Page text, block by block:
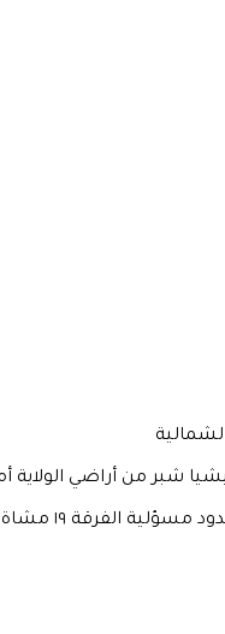
شبر من أراضي الولاية
الفرقة ١٩ مشاة مروي